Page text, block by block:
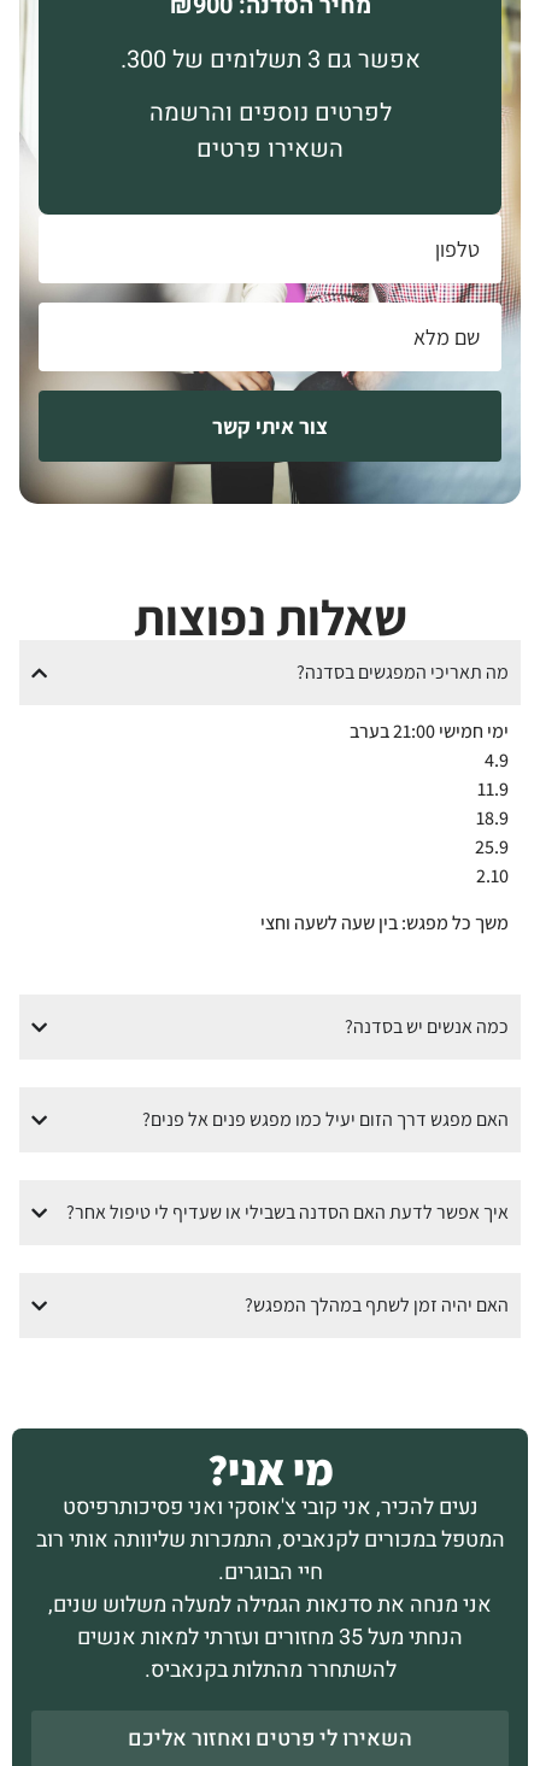
צור איתי קשר
אפשר גם 3 תשלומים של 300.
לפרטים נוספים והרשמה
השאירו פרטים
שאלות נפוצות
מה תאריכי המפגשים בסדנה?
ימי חמישי 21:00 בערב
4.9
11.9
18.9
25.9
2.10
משך כל מפגש: בין שעה לשעה וחצי
כמה אנשים יש בסדנה?
האם מפגש דרך הזום יעיל כמו מפגש פנים אל פנים?
איך אפשר לדעת האם הסדנה בשבילי או שעדיף לי טיפול אחר?
האם יהיה זמן לשתף במהלך המפגש?
מי אני?
נעים להכיר, אני קובי צ'אוסקי ואני פסיכותרפיסט
המטפל במכורים לקנאביס, התמכרות שליוותה אותי רוב
חיי הבוגרים.
אני מנחה את סדנאות הגמילה למעלה משלוש שנים,
הנחתי מעל 35 מחזורים ועזרתי למאות אנשים
להשתחרר מהתלות בקנאביס.
השאירו לי פרטים ואחזור אליכם